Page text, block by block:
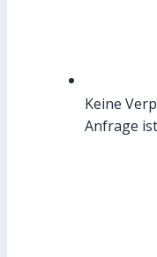
Keine
Anfrage